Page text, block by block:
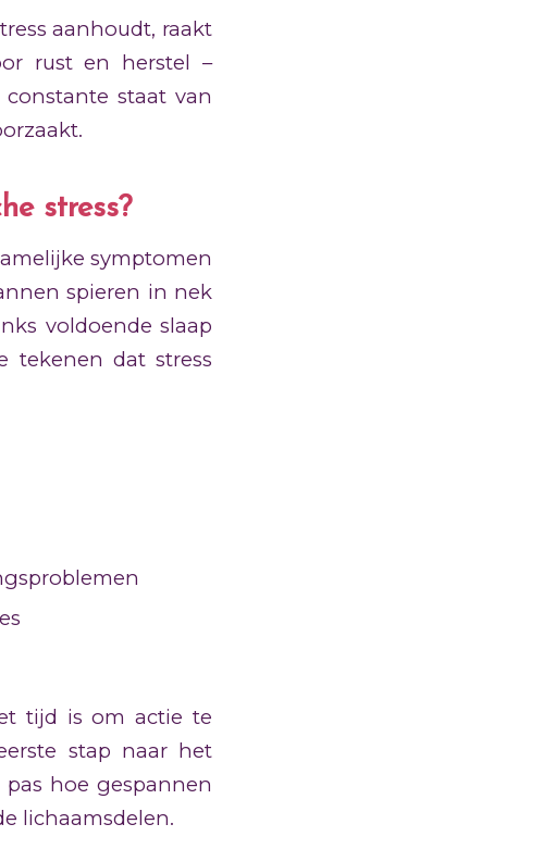
aanhoudt, raakt
rust en herstel –
staat van
stress?
symptomen
spieren in nek
voldoende slaap
tekenen dat stress
tijd is om actie te
stap naar het
hoe gespannen
lichaamsdelen.